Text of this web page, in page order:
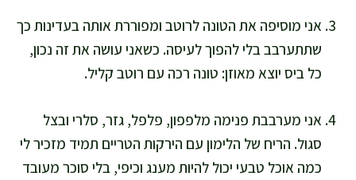
אני מוסיפה את הטונה לרוטב ומפוררת אותה בעדינות כך
שתתערבב בלי להפוך לעיסה. כשאני עושה את זה נכון,
כל ביס יוצא מאוזן: טונה רכה עם רוטב קליל.
אני מערבבת פנימה מלפפון, פלפל, גזר, סלרי ובצל
סגול. הריח של הלימון עם הירקות הטריים תמיד מזכיר לי
כמה אוכל טבעי יכול להיות מענג וכיפי, בלי סוכר מעובד